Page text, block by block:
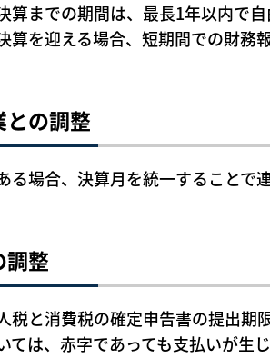
算までの期間は、最長1年以内で自
算を迎える場合、短期間での財務
の調整
る場合、決算月を統一することで
調整
税と消費税の確定申告書の提出期
ては、赤字であっても支払いが生